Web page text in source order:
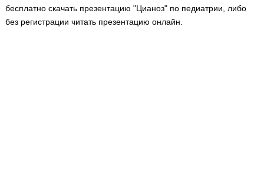
Новости (244)
бесплатно скачать презентацию "Цианоз" по педиатрии, либо
без регистрации читать презентацию онлайн.